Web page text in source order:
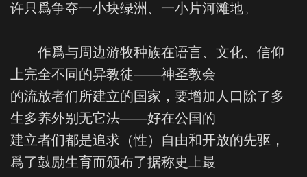
许只爲争夺一小块绿洲、一小片河滩地。
作爲与周边游牧种族在语言、文化、信仰
上完全不同的异教徒——神圣教会
的流放者们所建立的国家，要增加人口除了多
生多养外别无它法——好在公国的
建立者们都是追求（性）自由和开放的先驱，
爲了鼓励生育而颁布了据称史上最